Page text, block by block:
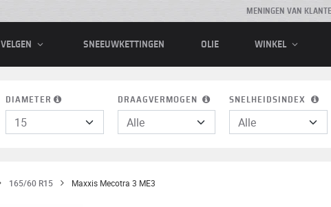
MENINGEN VAN
VELGEN SNEEUWKETTINGEN OLIE WINKEL
DIAMETER DRAAGVERMOGEN SNELHEIDSINDEX
165/60 R15 Maxxis Mecotra 3 ME3